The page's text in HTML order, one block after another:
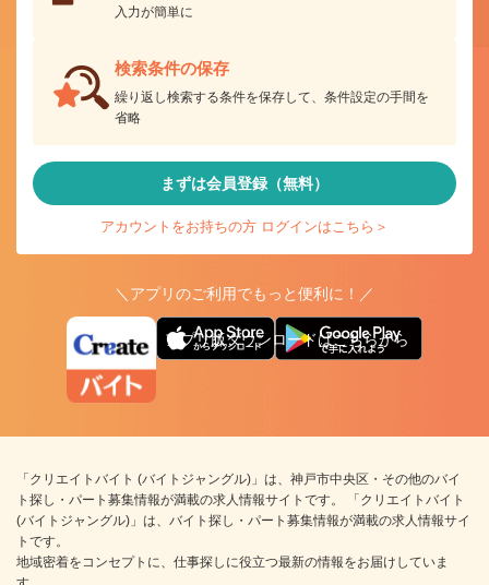
入力が簡単に
検索条件の保存
繰り返し検索する条件を保存して、条件設定の手間を
省略
まずは会員登録（無料）
アカウントをお持ちの方 ログインはこちら＞
＼アプリのご利用でもっと便利に！／
アプリ版ダウンロードはこちらから
「クリエイトバイト (バイトジャングル)」は、神戸市中央区・その他のバイ
ト探し・パート募集情報が満載の求人情報サイトです。 「クリエイトバイト
(バイトジャングル)」は、バイト探し・パート募集情報が満載の求人情報サイ
トです。
地域密着をコンセプトに、仕事探しに役立つ最新の情報をお届けしていま